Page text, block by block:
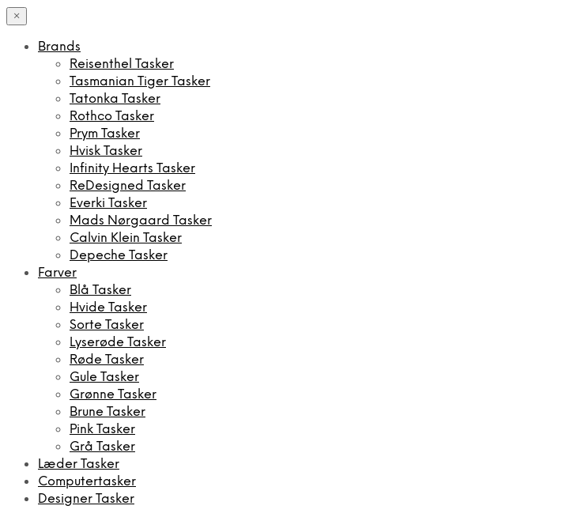
×
Brands
Reisenthel Tasker
Tasmanian Tiger Tasker
Tatonka Tasker
Rothco Tasker
Prym Tasker
Hvisk Tasker
Infinity Hearts Tasker
ReDesigned Tasker
Everki Tasker
Mads Nørgaard Tasker
Calvin Klein Tasker
Depeche Tasker
Farver
Blå Tasker
Hvide Tasker
Sorte Tasker
Lyserøde Tasker
Røde Tasker
Gule Tasker
Grønne Tasker
Brune Tasker
Pink Tasker
Grå Tasker
Læder Tasker
Computertasker
Designer Tasker